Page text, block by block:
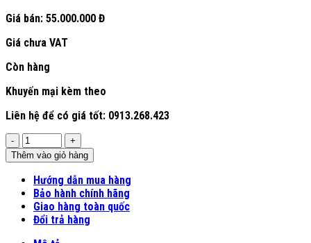
Giá bán: 55.000.000 Đ
Giá chưa VAT
Còn hàng
Khuyến mại kèm theo
Liên hệ để có giá tốt: 0913.268.423
Số
lượng
Thêm vào giỏ hàng
Hướng dẫn mua hàng
Bảo hành chính hãng
Giao hàng toàn quốc
Đổi trả hàng